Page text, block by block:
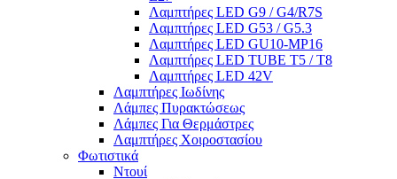
Λαμπτήρες LED G9 / G4/R7S
Λαμπτήρες LED G53 / G5.3
Λαμπτήρες LED GU10-ΜΡ16
Λαμπτήρες LED TUBE T5 / T8
Λαμπτήρες LED 42V
Λαμπτήρες Ιωδίνης
Λάμπες Πυρακτώσεως
Λάμπες Για Θερμάστρες
Λαμπτήρες Χοιροστασίου
Φωτιστικά
Ντουί